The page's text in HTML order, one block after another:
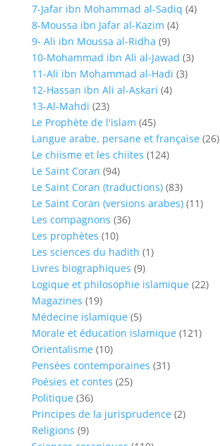
7-Jafar ibn Mohammad al-Sadiq (4)
8-Moussa ibn Jafar al-Kazim (4)
9- Ali ibn Moussa al-Ridha (9)
10-Mohammad ibn Ali al-Jawad (3)
11-Ali ibn Mohammad al-Hadi (3)
12-Hassan ibn Ali al-Askari (4)
13-Al-Mahdi (23)
Le Prophète de l'islam (45)
Langue arabe, persane et française (26)
Le chiisme et les chiites (124)
Le Saint Coran (94)
Le Saint Coran (traductions) (83)
Le Saint Coran (versions arabes) (11)
Les compagnons (36)
Les prophètes (10)
Les sciences du hadith (1)
Livres biographiques (9)
Logique et philosophie islamique (22)
Magazines (19)
Médecine islamique (5)
Morale et éducation islamique (121)
Orientalisme (10)
Pensées contemporaines (31)
Poésies et contes (25)
Politique (36)
Principes de la jurisprudence (2)
Religions (9)